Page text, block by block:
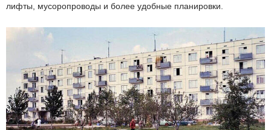
лифты, мусоропроводы и более удобные планировки.